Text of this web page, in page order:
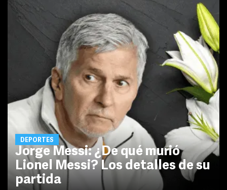
DEPORTES
Jorge Messi: ¿De qué murió
Lionel Messi? Los detalles de su
partida